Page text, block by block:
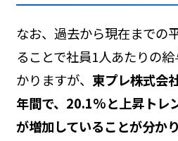
なお、過去から現在までの
ることで社員1人あたりの
かりますが、 東プレ株式会
年間で、20.1%と上昇トレ
が増加していることが分かり